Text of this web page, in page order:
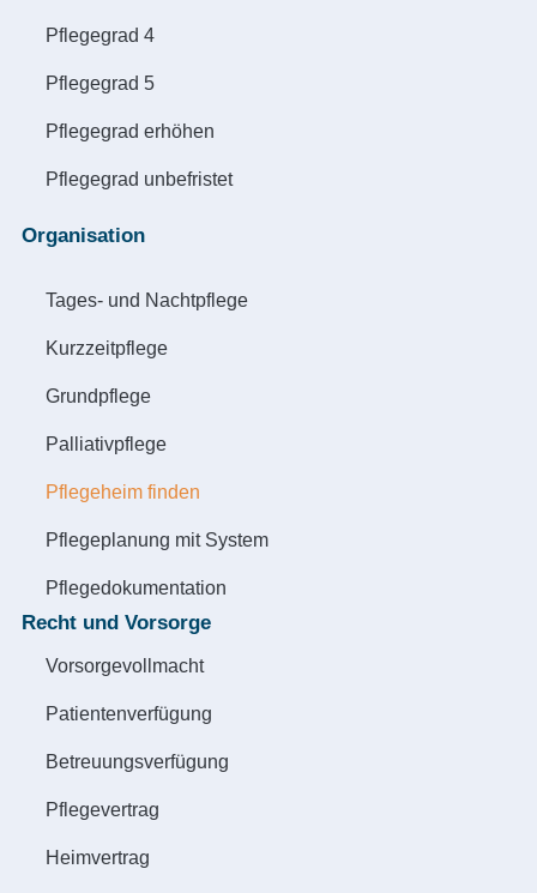
Pflegegrad 4
Pflegegrad 5
Pflegegrad erhöhen
Pflegegrad unbefristet
Organisation
Tages- und Nachtpflege
Kurzzeitpflege
Grundpflege
Palliativpflege
Pflegeheim finden
Pflegeplanung mit System
Pflegedokumentation
Recht und Vorsorge
Vorsorgevollmacht
Patientenverfügung
Betreuungsverfügung
Pflegevertrag
Heimvertrag